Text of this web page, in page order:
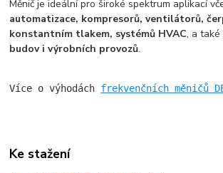
Měnič je ideální pro široké spektrum aplikací
automatizace, kompresorů, ventilátorů,
konstantním tlakem, systémů HVAC, a také
budov i výrobních provozů.
Více o výhodách frekvenčních měničů
Ke stažení